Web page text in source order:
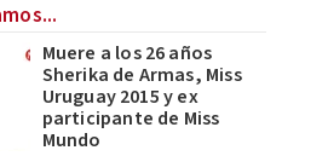
Muere a los 26 años
Sherika de Armas, Miss
Uruguay 2015 y ex
participante de Miss
Mundo